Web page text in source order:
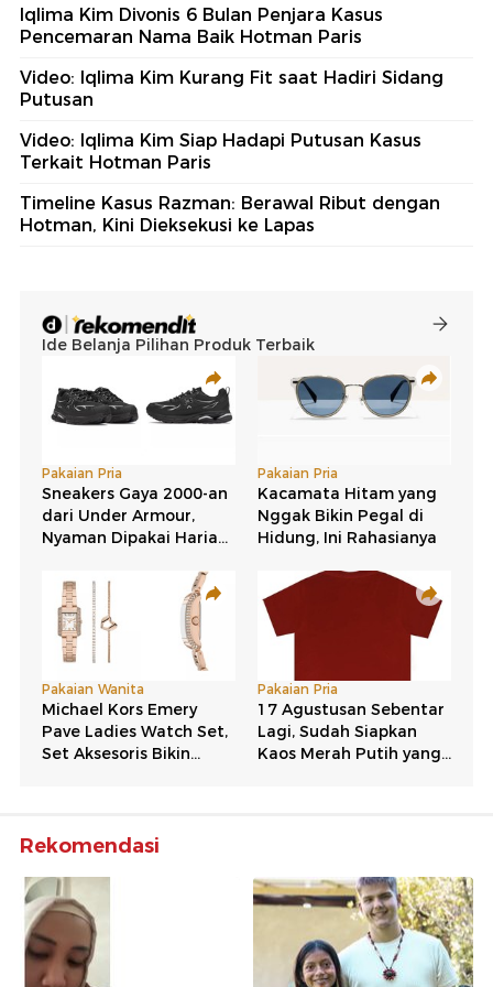
Iqlima Kim Divonis 6 Bulan Penjara Kasus
Pencemaran Nama Baik Hotman Paris
Video: Iqlima Kim Kurang Fit saat Hadiri Sidang
Putusan
Video: Iqlima Kim Siap Hadapi Putusan Kasus
Terkait Hotman Paris
Timeline Kasus Razman: Berawal Ribut dengan
Hotman, Kini Dieksekusi ke Lapas
Rekomendasi